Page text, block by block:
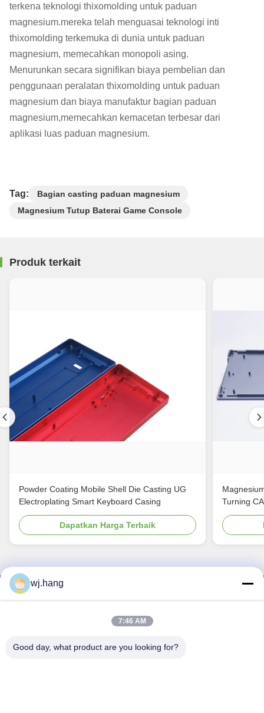
terkena teknologi thixomolding untuk paduan
magnesium.mereka telah menguasai teknologi inti
thixomolding terkemuka di dunia untuk paduan
magnesium, memecahkan monopoli asing.
Menurunkan secara signifikan biaya pembelian dan
penggunaan peralatan thixomolding untuk paduan
magnesium dan biaya manufaktur bagian paduan
magnesium,memecahkan kemacetan terbesar dari
aplikasi luas paduan magnesium.
Tag:
Bagian casting paduan magnesium
Magnesium Tutup Baterai Game Console
Produk terkait
Powder Coating Mobile Shell Die Casting UG
Electroplating Smart Keyboard Casing
Dapatkan Harga Terbaik
Turning
Hubungi Kami
Jiangsu EMT Precision Manufacturing Co.,
wj.hang@emt-tech-mg.com
wj.hang
7:46 AM
Good day, what product are you looking for?